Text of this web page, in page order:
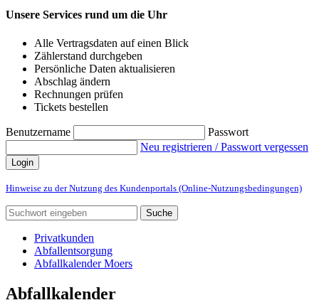
Unsere Services rund um die Uhr
Alle Vertragsdaten auf einen Blick
Zählerstand durchgeben
Persönliche Daten aktualisieren
Abschlag ändern
Rechnungen prüfen
Tickets bestellen
Benutzername
Passwort
Neu registrieren / Passwort vergessen
Login
Hinweise zu der Nutzung des Kundenportals (Online-Nutzungsbedingungen)
Suche
Privatkunden
Abfallentsorgung
Abfallkalender Moers
Abfallkalender